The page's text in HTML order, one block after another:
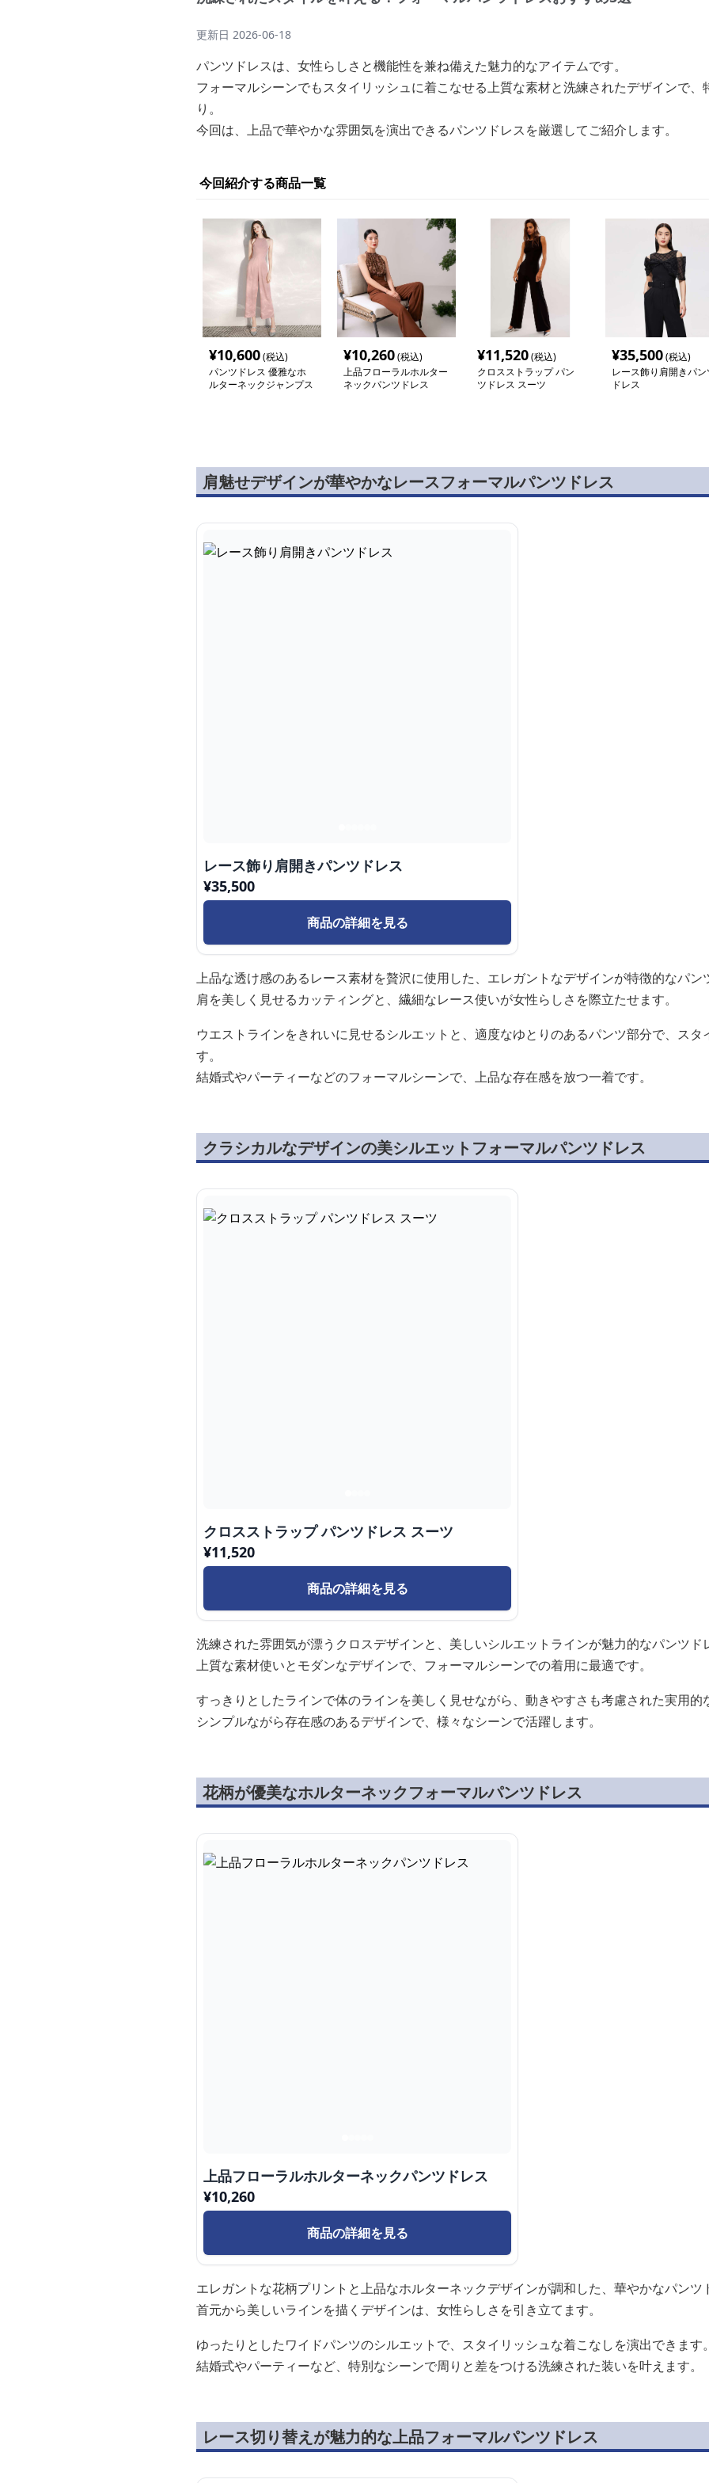
更新日 2026-06-18
パンツドレスは、女性らしさと機能性を兼ね備えた魅力的なアイテムです。
フォーマルシーンでもスタイリッシュに着こなせる上質な素材と洗練されたデザインで、
り。
今回は、上品で華やかな雰囲気を演出できるパンツドレスを厳選してご紹介します。
今回紹介する商品一覧
¥10,600(税込)
パンツドレス 優雅なホ
ルターネックジャンプス
¥10,260(税込)
上品フローラルホルター
ネックパンツドレス
¥11,520(税込)
クロスストラップ パン
ツドレス スーツ
¥35,500(税込)
レース飾り肩開きパン
ドレス
肩魅せデザインが華やかなレースフォーマルパンツドレス
レース飾り肩開きパンツドレス
¥35,500
商品の詳細を見る
上品な透け感のあるレース素材を贅沢に使用した、エレガントなデザインが特徴的なパン
肩を美しく見せるカッティングと、繊細なレース使いが女性らしさを際立たせます。
ウエストラインをきれいに見せるシルエットと、適度なゆとりのあるパンツ部分で、スタ
す。
結婚式やパーティーなどのフォーマルシーンで、上品な存在感を放つ一着です。
クラシカルなデザインの美シルエットフォーマルパンツドレス
クロスストラップ パンツドレス スーツ
¥11,520
商品の詳細を見る
洗練された雰囲気が漂うクロスデザインと、美しいシルエットラインが魅力的なパンツド
上質な素材使いとモダンなデザインで、フォーマルシーンでの着用に最適です。
すっきりとしたラインで体のラインを美しく見せながら、動きやすさも考慮された実用的
シンプルながら存在感のあるデザインで、様々なシーンで活躍します。
花柄が優美なホルターネックフォーマルパンツドレス
上品フローラルホルターネックパンツドレス
¥10,260
商品の詳細を見る
エレガントな花柄プリントと上品なホルターネックデザインが調和した、華やかなパンツ
首元から美しいラインを描くデザインは、女性らしさを引き立てます。
ゆったりとしたワイドパンツのシルエットで、スタイリッシュな着こなしを演出できます。
結婚式やパーティーなど、特別なシーンで周りと差をつける洗練された装いを叶えます。
レース切り替えが魅力的な上品フォーマルパンツドレス